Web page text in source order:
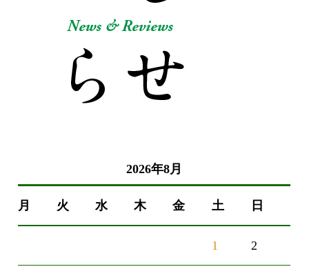
2026年8月
月 火 水 木 金 土 日
1 2